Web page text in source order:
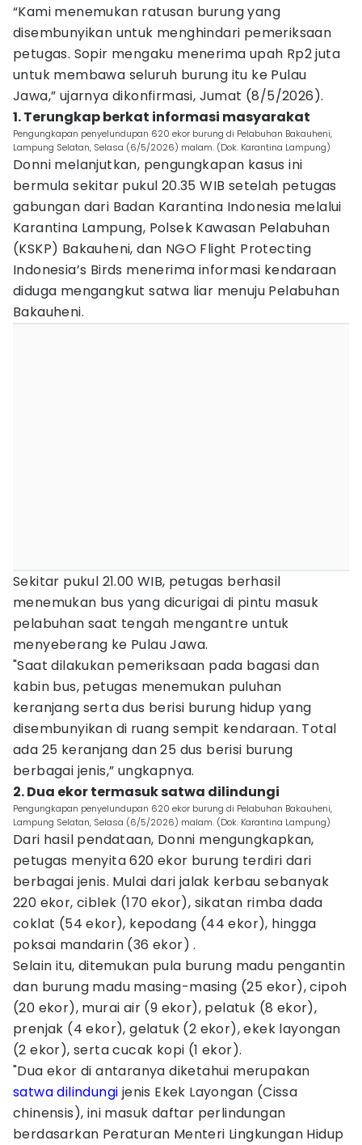
“Kami menemukan ratusan burung yang
disembunyikan untuk menghindari pemeriksaan
petugas. Sopir mengaku menerima upah Rp2 juta
untuk membawa seluruh burung itu ke Pulau
Jawa,” ujarnya dikonfirmasi, Jumat (8/5/2026).
1. Terungkap berkat informasi masyarakat
Pengungkapan penyelundupan 620 ekor burung di Pelabuhan Bakauheni,
Lampung Selatan, Selasa (6/5/2026) malam. (Dok. Karantina Lampung)
Donni melanjutkan, pengungkapan kasus ini
bermula sekitar pukul 20.35 WIB setelah petugas
gabungan dari Badan Karantina Indonesia melalui
Karantina Lampung, Polsek Kawasan Pelabuhan
(KSKP) Bakauheni, dan NGO Flight Protecting
Indonesia’s Birds menerima informasi kendaraan
diduga mengangkut satwa liar menuju Pelabuhan
Bakauheni.
Sekitar pukul 21.00 WIB, petugas berhasil
menemukan bus yang dicurigai di pintu masuk
pelabuhan saat tengah mengantre untuk
menyeberang ke Pulau Jawa.
"Saat dilakukan pemeriksaan pada bagasi dan
kabin bus, petugas menemukan puluhan
keranjang serta dus berisi burung hidup yang
disembunyikan di ruang sempit kendaraan. Total
ada 25 keranjang dan 25 dus berisi burung
berbagai jenis,” ungkapnya.
2. Dua ekor termasuk satwa dilindungi
Pengungkapan penyelundupan 620 ekor burung di Pelabuhan Bakauheni,
Lampung Selatan, Selasa (6/5/2026) malam. (Dok. Karantina Lampung)
Dari hasil pendataan, Donni mengungkapkan,
petugas menyita 620 ekor burung terdiri dari
berbagai jenis. Mulai dari jalak kerbau sebanyak
220 ekor, ciblek (170 ekor), sikatan rimba dada
coklat (54 ekor), kepodang (44 ekor), hingga
poksai mandarin (36 ekor) .
Selain itu, ditemukan pula burung madu pengantin
dan burung madu masing-masing (25 ekor), cipoh
(20 ekor), murai air (9 ekor), pelatuk (8 ekor),
prenjak (4 ekor), gelatuk (2 ekor), ekek layongan
(2 ekor), serta cucak kopi (1 ekor).
"Dua ekor di antaranya diketahui merupakan
satwa dilindungi jenis Ekek Layongan (Cissa
chinensis), ini masuk daftar perlindungan
berdasarkan Peraturan Menteri Lingkungan Hidup